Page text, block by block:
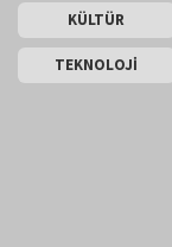
KÜLTÜR
TEKNOLOJİ